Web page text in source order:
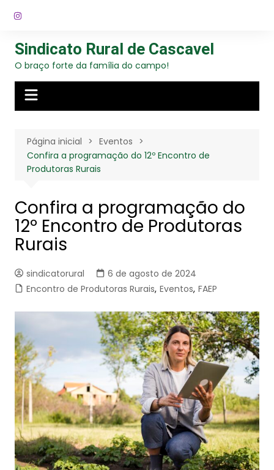
para
conteúdo
Sindicato Rural de Cascavel
O braço forte da família do campo!
Página inicial
Eventos
Confira a programação do 12º Encontro de
Produtoras Rurais
Confira a programação do
12º Encontro de Produtoras
Rurais
sindicatorural
6 de agosto de 2024
Encontro de Produtoras Rurais, Eventos, FAEP